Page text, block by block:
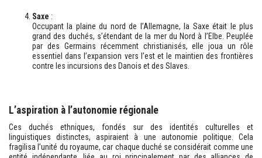
Saxe :
Occupant la plaine du nord de l’Allemagne, la Saxe était le plus
grand des duchés, s’étendant de la mer du Nord à l’Elbe. Peuplée
par des Germains récemment christianisés, elle joua un rôle
essentiel dans l’expansion vers l’est et le maintien des frontières
contre les incursions des Danois et des Slaves.
L’aspiration à l’autonomie régionale
Ces duchés ethniques, fondés sur des identités culturelles et
linguistiques distinctes, aspiraient à une autonomie politique. Cela
fragilisa l’unité du royaume, car chaque duché se considérait comme une